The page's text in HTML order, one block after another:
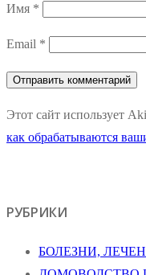
Имя *
Email *
Этот сайт использует
как обрабатываются
РУБРИКИ
БОЛЕЗНИ,